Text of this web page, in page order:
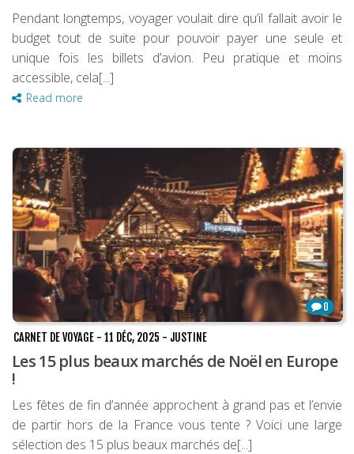
Pendant longtemps, voyager voulait dire qu’il fallait avoir le
budget tout de suite pour pouvoir payer une seule et
unique fois les billets d’avion. Peu pratique et moins
accessible, cela[...]
Read more
0
CARNET DE VOYAGE - 11 DÉC, 2025 - JUSTINE
Les 15 plus beaux marchés de Noël en Europe
!
Les fêtes de fin d’année approchent à grand pas et l’envie
de partir hors de la France vous tente ? Voici une large
sélection des 15 plus beaux marchés de[...]